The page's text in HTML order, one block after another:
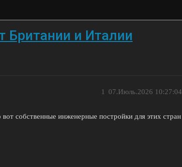
Британии и Италии
07.Июль.2026 10:27:04
1
собственные инженерные постройки для этих стран